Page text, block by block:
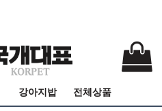
강아지밥 전체상품